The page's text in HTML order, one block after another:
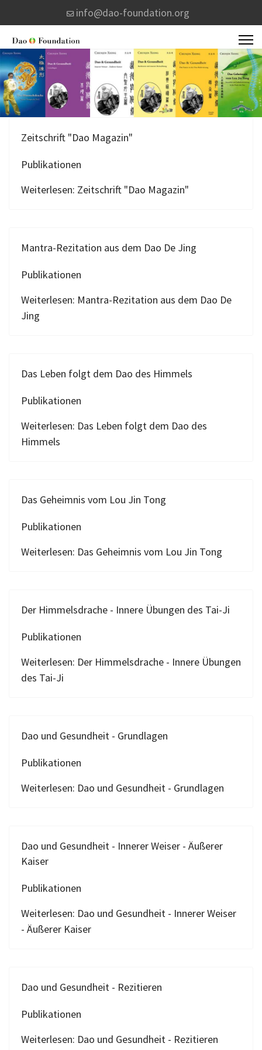
info@dao-foundation.org
Zeitschrift "Dao Magazin"
Publikationen
Weiterlesen: Zeitschrift "Dao Magazin"
Mantra-Rezitation aus dem Dao De Jing
Publikationen
Weiterlesen: Mantra-Rezitation aus dem Dao De
Jing
Das Leben folgt dem Dao des Himmels
Publikationen
Weiterlesen: Das Leben folgt dem Dao des
Himmels
Das Geheimnis vom Lou Jin Tong
Publikationen
Weiterlesen: Das Geheimnis vom Lou Jin Tong
Der Himmelsdrache - Innere Übungen des Tai-Ji
Publikationen
Weiterlesen: Der Himmelsdrache - Innere Übungen
des Tai-Ji
Dao und Gesundheit - Grundlagen
Publikationen
Weiterlesen: Dao und Gesundheit - Grundlagen
Dao und Gesundheit - Innerer Weiser - Äußerer
Kaiser
Publikationen
Weiterlesen: Dao und Gesundheit - Innerer Weiser
- Äußerer Kaiser
Dao und Gesundheit - Rezitieren
Publikationen
Weiterlesen: Dao und Gesundheit - Rezitieren